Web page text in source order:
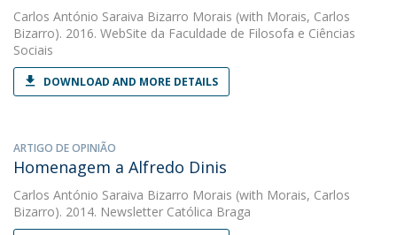
Carlos António Saraiva Bizarro Morais (with Morais, Carlos
Bizarro). 2016. WebSite da Faculdade de Filosofa e Ciências
Sociais
DOWNLOAD AND MORE DETAILS
ARTIGO DE OPINIÃO
Homenagem a Alfredo Dinis
Carlos António Saraiva Bizarro Morais (with Morais, Carlos
Bizarro). 2014. Newsletter Católica Braga